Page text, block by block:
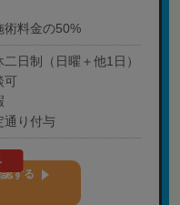
術料金の50%
二日制（日曜＋他1日）
可
り付与
する